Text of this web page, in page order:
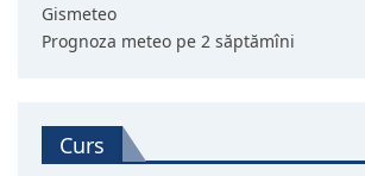
Gismeteo
Prognoza meteo pe 2 săptămîni
Curs